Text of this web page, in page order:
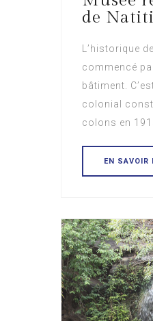
de
L’historique
commencé
bâtiment.
colonial
colons en
EN SAVOIR